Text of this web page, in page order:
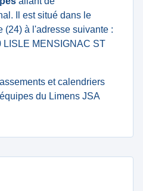
Il est situé dans le
(24) à l'adresse suivante :
MENSIGNAC ST
et calendriers
du Limens JSA